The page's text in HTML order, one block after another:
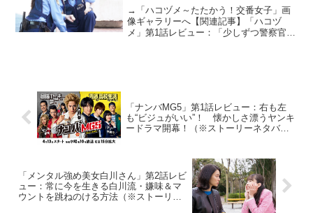
（※ストーリーネタバレあり）
→「ハコヅメ～たたかう！交番女子」画
像ギャラリーへ【関連記事】「ハコヅ
メ」第1話レビュー：「少しずつ警察官に
「ナンバMG5」第1話レビュー：右も左
も“ビジュがいい”！ 懐かしさ漂うヤンキ
ードラマ開幕！（※ストーリーネタバレ
「メンタル強め美女白川さん」第2話レビ
ュー：常に今を生きる白川流・嫌味＆マ
ウントを跳ねのける方法（※ストーリー